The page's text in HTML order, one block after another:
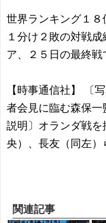
世界ランキング１
１分け２敗の対戦
ア、２５日の最終戦
【時事通信社】 〔
者会見に臨む森保
説明〕オランダ戦
央）、長友（同左
関連記事